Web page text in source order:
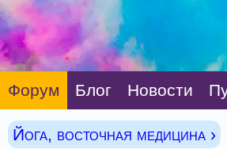
Форум Блог Новости
Йога, восточная медицина ›